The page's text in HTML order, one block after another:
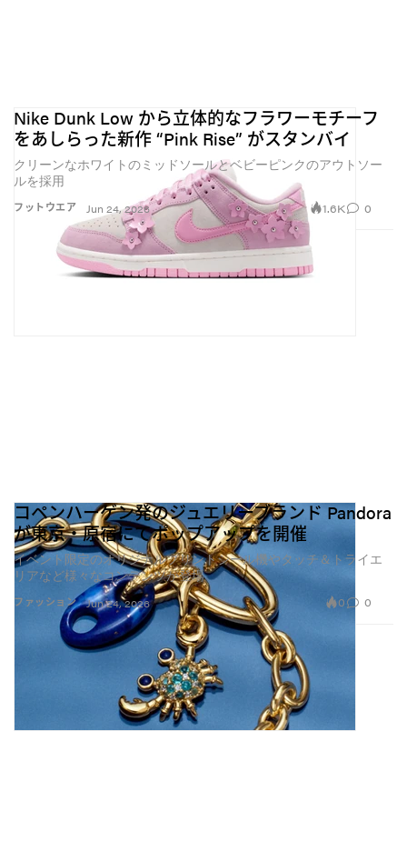
フットウエア
Nike Dunk Low から立体的なフラワーモチーフ
をあしらった新作 “Pink Rise” がスタンバイ
クリーンなホワイトのミッドソールとベビーピンクのアウトソー
ルを採用
Jun 24, 2026 1.6K 0
ファッション
コペンハーゲン発のジュエリーブランド Pandora
が東京・原宿にてポップアップを開催
イベント限定のオリジナルプリントシール機やタッチ＆トライエ
リアなど様々なコンテンツが登場
Jun 24, 2026 0 0